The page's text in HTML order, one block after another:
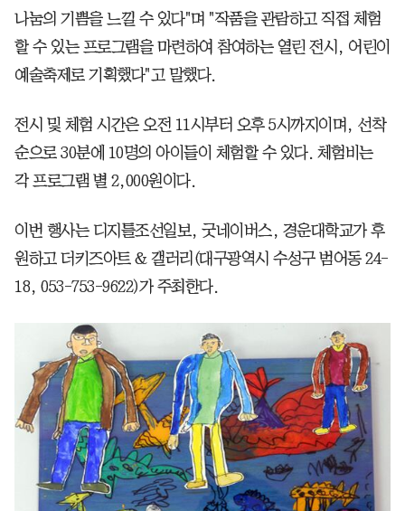
나눔의 기쁨을 느낄 수 있다"며 "작품을 관람하고 직접 체험
할 수 있는 프로그램을 마련하여 참여하는 열린 전시, 어린이
예술축제로 기획했다"고 말했다.
전시 및 체험 시간은 오전 11시부터 오후 5시까지이며, 선착
순으로 30분에 10명의 아이들이 체험할 수 있다. 체험비는
각 프로그램 별 2,000원이다.
이번 행사는 디지틀조선일보, 굿네이버스, 경운대학교가 후
원하고 더키즈아트 & 갤러리(대구광역시 수성구 범어동 24-
18, 053-753-9622)가 주최한다.